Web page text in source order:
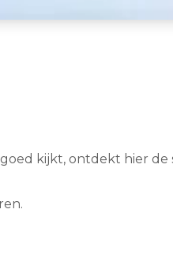
kijkt, ontdekt hier